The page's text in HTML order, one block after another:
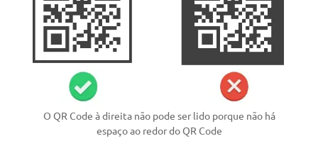
O QR Code à direita não pode ser lido porque não há
espaço ao redor do QR Code